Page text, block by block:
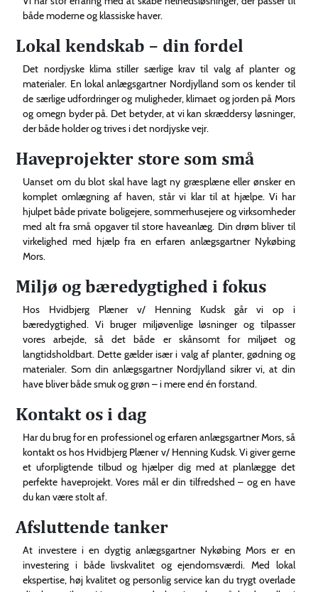
både moderne og klassiske haver.
Lokal kendskab – din fordel
Det nordjyske klima stiller særlige krav til valg af planter og
materialer. En lokal anlægsgartner Nordjylland som os kender til
de særlige udfordringer og muligheder, klimaet og jorden på Mors
og omegn byder på. Det betyder, at vi kan skræddersy løsninger,
der både holder og trives i det nordjyske vejr.
Haveprojekter store som små
Uanset om du blot skal have lagt ny græsplæne eller ønsker en
komplet omlægning af haven, står vi klar til at hjælpe. Vi har
hjulpet både private boligejere, sommerhusejere og virksomheder
med alt fra små opgaver til store haveanlæg. Din drøm bliver til
virkelighed med hjælp fra en erfaren anlægsgartner Nykøbing
Mors.
Miljø og bæredygtighed i fokus
Hos Hvidbjerg Plæner v/ Henning Kudsk går vi op i
bæredygtighed. Vi bruger miljøvenlige løsninger og tilpasser
vores arbejde, så det både er skånsomt for miljøet og
langtidsholdbart. Dette gælder især i valg af planter, gødning og
materialer. Som din anlægsgartner Nordjylland sikrer vi, at din
have bliver både smuk og grøn – i mere end én forstand.
Kontakt os i dag
Har du brug for en professionel og erfaren anlægsgartner Mors, så
kontakt os hos Hvidbjerg Plæner v/ Henning Kudsk. Vi giver gerne
et uforpligtende tilbud og hjælper dig med at planlægge det
perfekte haveprojekt. Vores mål er din tilfredshed – og en have
du kan være stolt af.
Afsluttende tanker
At investere i en dygtig anlægsgartner Nykøbing Mors er en
investering i både livskvalitet og ejendomsværdi. Med lokal
ekspertise, høj kvalitet og personlig service kan du trygt overlade